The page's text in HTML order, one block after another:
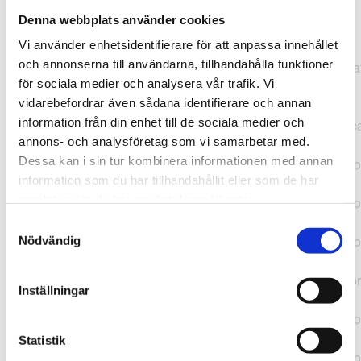
Denna webbplats använder cookies
Vi använder enhetsidentifierare för att anpassa innehållet
och annonserna till användarna, tillhandahålla funktioner
för sociala medier och analysera vår trafik. Vi
vidarebefordrar även sådana identifierare och annan
information från din enhet till de sociala medier och
annons- och analysföretag som vi samarbetar med.
Dessa kan i sin tur kombinera informationen med annan
information som du har tillhandahållit eller som de har
Nödvändig
Inställningar
Statistik
TypeError: "".concat(...).concat(...).replaceAll is not a
function at
https://webshop.pressbyran.se/_next/static/chunks/pages/
b1763451a2186f9e.js:1:11050 at Array.map
(<anonymous>) at K
(https://webshop.pressbyran.se/_next/static/chunks/pages/
b1763451a2186f9e.js:1:10836) at lk
(https://webshop.pressbyran.se/_next/static/chunks/
b241200379730ac0.js:1:129835) at i
(https://webshop.pressbyran.se/_next/static/chunks/
(https://webshop.pressbyran.se/_next/static/chunks/
https://webshop.pressbyran.se/_next/static/chunks/
b241200379730ac0.js:1:167872 at uI
(https://webshop.pressbyran.se/_next/static/chunks/
b241200379730ac0.js:1:167879) at uE
(https://webshop.pressbyran.se/_next/static/chunks/